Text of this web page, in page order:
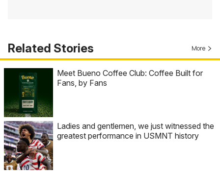
Related Stories More
Meet Bueno Coffee Club: Coffee Built for
Fans, by Fans
Ladies and gentlemen, we just witnessed the
greatest performance in USMNT history